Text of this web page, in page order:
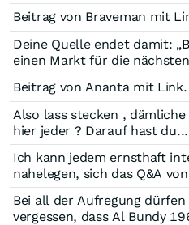
Beitrag von Braveman mit
Deine Quelle endet damit:
einen Markt für die
Beitrag von Ananta mit Link.
Also lass stecken ,
hier jeder ? Darauf hast du...
Ich kann jedem ernsthaft
nahelegen, sich das Q&A
Bei all der Aufregung
vergessen, dass Al Bundy